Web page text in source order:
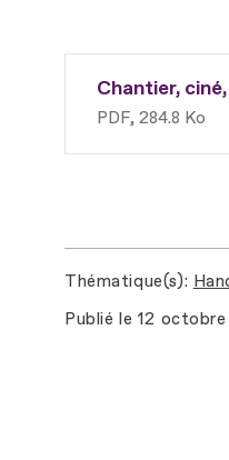
Chantier,
PDF 284.8 Ko
Thématique(s)
Publié le 12